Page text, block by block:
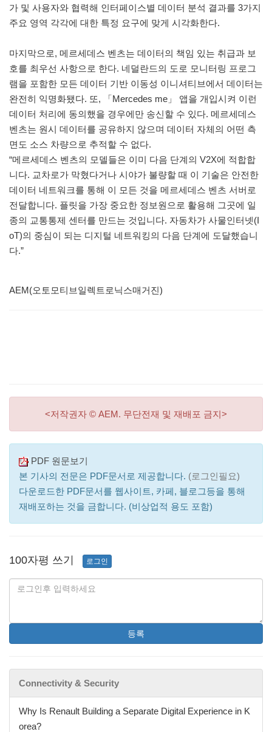
가 및 사용자와 협력해 인터페이스별 데이터 분석 결과를 3가지
주요 영역 각각에 대한 특정 요구에 맞게 시각화한다.
마지막으로, 메르세데스 벤츠는 데이터의 책임 있는 취급과 보
호를 최우선 사항으로 한다. 네덜란드의 도로 모니터링 프로그
램을 포함한 모든 데이터 기반 이동성 이니셔티브에서 데이터는
완전히 익명화됐다. 또, 「Mercedes me」 앱을 개입시켜 이런
데이터 처리에 동의했을 경우에만 송신할 수 있다. 메르세데스
벤츠는 원시 데이터를 공유하지 않으며 데이터 자체의 어떤 측
면도 소스 차량으로 추적할 수 없다.
“메르세데스 벤츠의 모델들은 이미 다음 단계의 V2X에 적합합
니다. 교차로가 막혔다거나 시야가 불량할 때 이 기술은 안전한
데이터 네트워크를 통해 이 모든 것을 메르세데스 벤츠 서버로
전달합니다. 플릿을 가장 중요한 정보원으로 활용해 그곳에 일
종의 교통통제 센터를 만드는 것입니다. 자동차가 사물인터넷(I
oT)의 중심이 되는 디지털 네트워킹의 다음 단계에 도달했습니
다.”
AEM(오토모티브일렉트로닉스매거진)
<저작권자 © AEM. 무단전재 및 재배포 금지>
PDF 원문보기
본 기사의 전문은 PDF문서로 제공합니다. (로그인필요)
다운로드한 PDF문서를 웹사이트, 카페, 블로그등을 통해
재배포하는 것을 금합니다. (비상업적 용도 포함)
100자평 쓰기 로그인
등록
Connectivity & Security
Why Is Renault Building a Separate Digital Experience in K
orea?